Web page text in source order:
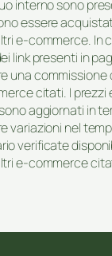
interno sono
essere
e-commerce. In
link presenti in
una commissione
citati. I prezzi
aggiornati in
variazioni nel
verificate
e-commerce